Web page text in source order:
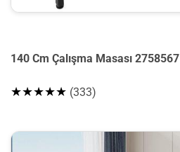
140 Cm Çalışma Masası 2758567
★★★★★ (333)